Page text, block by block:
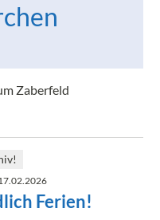
Zaberfeld
Ferien!